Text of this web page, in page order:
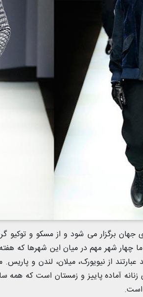
جهان برگزار می شود و از مسکو و توکیو
چهار شهر مهم در میان این شهرها که
از نیویورک، میلان، لندن و
آماده پاییز و زمستان است که همه
است.